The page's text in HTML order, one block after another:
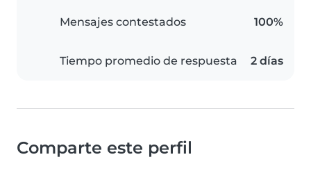
Mensajes contestados 100%
Tiempo promedio de respuesta 2 días
Comparte este perfil